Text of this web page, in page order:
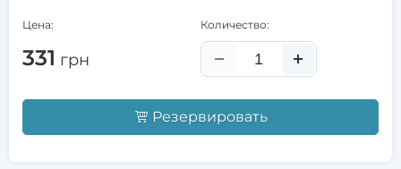
Цена:
331 грн
Количество:
Резервировать